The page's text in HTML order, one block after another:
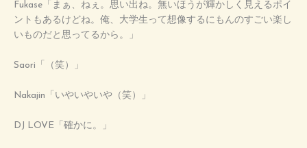
Fukase「まぁ、ねぇ。思い出ね。無いほうが輝かしく見えるポイ
ントもあるけどね。俺、大学生って想像するにもんのすごい楽し
いものだと思ってるから。」
Saori「（笑）」
Nakajin「いやいやいや（笑）」
DJ LOVE「確かに。」